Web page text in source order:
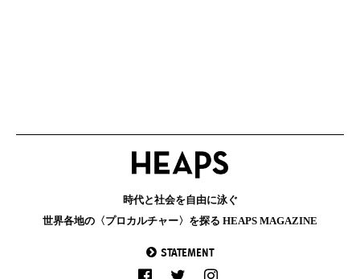
時代と社会を自由に泳ぐ
世界各地の〈プロカルチャー〉を探る HEAPS MAGAZINE
STATEMENT